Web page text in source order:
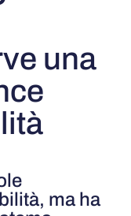
una
ma ha